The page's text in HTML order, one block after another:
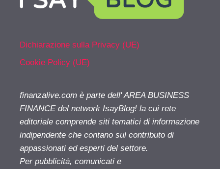
Dichiarazione sulla Privacy (UE)
Cookie Policy (UE)
finanzalive.com è parte dell' AREA BUSINESS
FINANCE del network IsayBlog! la cui rete
editoriale comprende siti tematici di informazione
indipendente che contano sul contributo di
appassionati ed esperti del settore.
Per pubblicità, comunicati e